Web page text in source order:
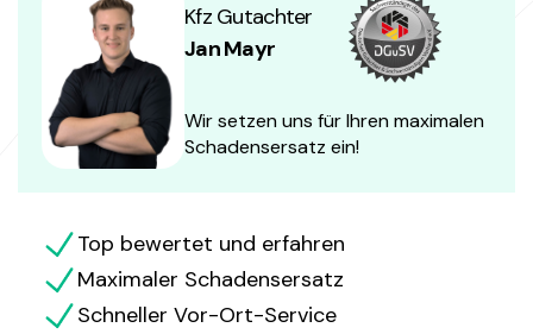
Kfz Gutachter
Jan Mayr
Wir setzen uns für Ihren maximalen
Schadensersatz ein!
Top bewertet und erfahren
Maximaler Schadensersatz
Schneller Vor-Ort-Service